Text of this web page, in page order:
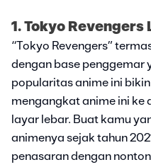
1. Tokyo Revengers
“Tokyo Revengers”
dengan base penggemar
popularitas anime ini
mengangkat anime ini ke
layar lebar. Buat kamu
animenya sejak tahun
penasaran dengan